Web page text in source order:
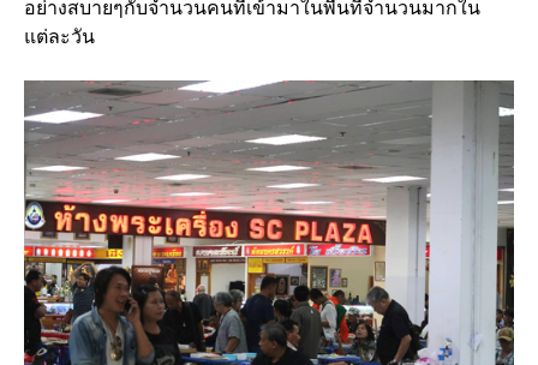
อย่างสบายๆกับจำนวนคนที่เข้ามาในพื้นที่จำนวนมากใน
แต่ละวัน